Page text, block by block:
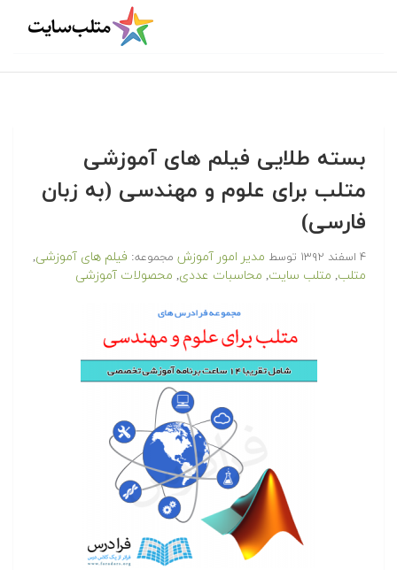
بسته طلایی فیلم های آموزشی
متلب برای علوم و مهندسی (به زبان
فارسی)
۴ اسفند ۱۳۹۲ توسط مدیر امور آموزش مجموعه: فیلم های آموزشی,
متلب, متلب سایت, محاسبات عددی, محصولات آموزشی